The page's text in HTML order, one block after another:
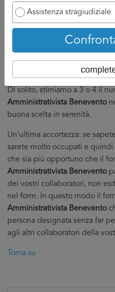
Da un lato voi non siate
quindi possiate dedicare
da poter fare
DI solito, stimiamo a 3 o 4 il
Amministrativista Benevento
buona scelta in serenità.
Un’ultima accortezza: se
sarete molto occupati e
che sia più opportuno che il
Amministrativista Benevento
dei vostri collaboratori, non
nel form. In questo modo il
Amministrativista Benevento
persona designata senza far
agli altri collaboratori della
Torna su
Assistenza stragiudiziale